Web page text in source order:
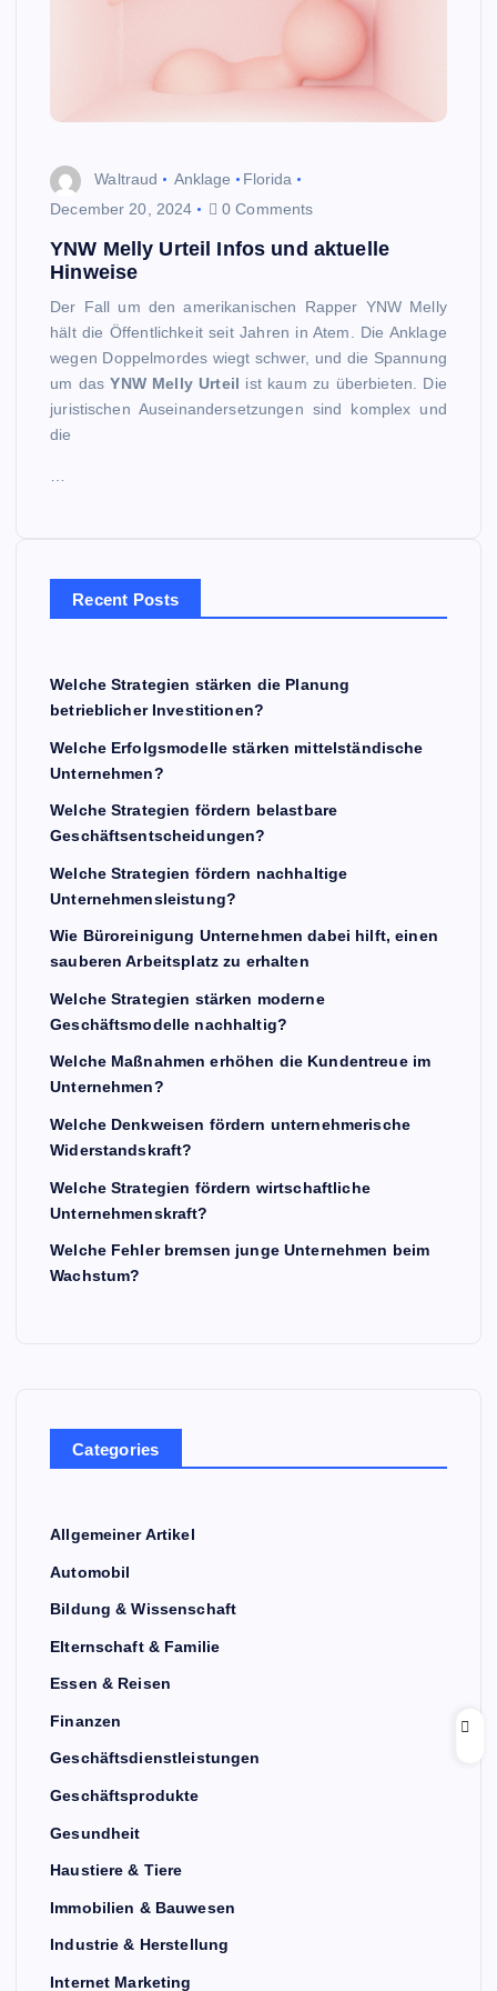
Waltraud Anklage
Florida
December 20, 2024
0 Comments
YNW Melly Urteil Infos und aktuelle
Hinweise
Der Fall um den amerikanischen Rapper YNW Melly
hält die Öffentlichkeit seit Jahren in Atem. Die Anklage
wegen Doppelmordes wiegt schwer, und die Spannung
um dasYNW Melly Urteil ist kaum zu überbieten. Die
juristischen Auseinandersetzungen sind komplex und
die
Recent Posts
Welche Strategien stärken die Planung
betrieblicher Investitionen?
Welche Erfolgsmodelle stärken mittelständische
Unternehmen?
Welche Strategien fördern belastbare
Geschäftsentscheidungen?
Welche Strategien fördern nachhaltige
Unternehmensleistung?
Wie Büroreinigung Unternehmen dabei hilft, einen
sauberen Arbeitsplatz zu erhalten
Welche Strategien stärken moderne
Geschäftsmodelle nachhaltig?
Welche Maßnahmen erhöhen die Kundentreue im
Unternehmen?
Welche Denkweisen fördern unternehmerische
Widerstandskraft?
Welche Strategien fördern wirtschaftliche
Unternehmenskraft?
Welche Fehler bremsen junge Unternehmen beim
Wachstum?
Categories
Allgemeiner Artikel
Automobil
Bildung & Wissenschaft
Elternschaft & Familie
Essen & Reisen
Finanzen
Geschäftsdienstleistungen
Geschäftsprodukte
Gesundheit
Haustiere & Tiere
Immobilien & Bauwesen
Industrie & Herstellung
Internet Marketing